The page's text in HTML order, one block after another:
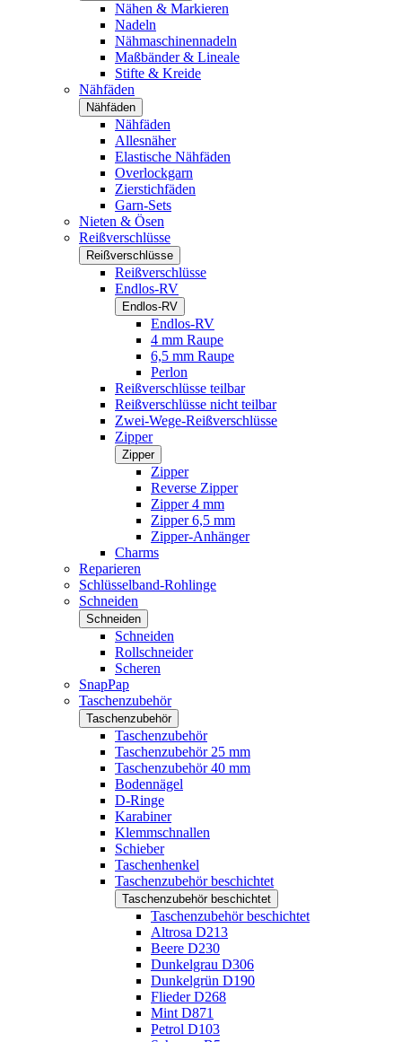
Nähen & Markieren
Nadeln
Nähmaschinennadeln
Maßbänder & Lineale
Stifte & Kreide
Nähfäden
Nähfäden
Nähfäden
Allesnäher
Elastische Nähfäden
Overlockgarn
Zierstichfäden
Garn-Sets
Nieten & Ösen
Reißverschlüsse
Reißverschlüsse
Reißverschlüsse
Endlos-RV
Endlos-RV
Endlos-RV
4 mm Raupe
6,5 mm Raupe
Perlon
Reißverschlüsse teilbar
Reißverschlüsse nicht teilbar
Zwei-Wege-Reißverschlüsse
Zipper
Zipper
Zipper
Reverse Zipper
Zipper 4 mm
Zipper 6,5 mm
Zipper-Anhänger
Charms
Reparieren
Schlüsselband-Rohlinge
Schneiden
Schneiden
Schneiden
Rollschneider
Scheren
SnapPap
Taschenzubehör
Taschenzubehör
Taschenzubehör
Taschenzubehör 25 mm
Taschenzubehör 40 mm
Bodennägel
D-Ringe
Karabiner
Klemmschnallen
Schieber
Taschenhenkel
Taschenzubehör beschichtet
Taschenzubehör beschichtet
Taschenzubehör beschichtet
Altrosa D213
Beere D230
Dunkelgrau D306
Dunkelgrün D190
Flieder D268
Mint D871
Petrol D103